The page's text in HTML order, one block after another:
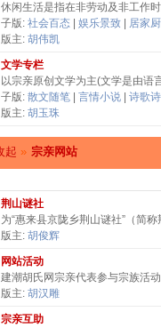
休闲生活是指在非劳动及非工作
子版: 社会百态 娱乐景致 居家
版主: 胡伟凯
文学专栏
以宗亲原创文学为主(文学是由语
子版: 散文随笔 言情小说 诗歌
版主: 胡玉珠
» 宗亲网站
荆山谜社
为“惠来县京陇乡荆山谜社”（简
版主: 胡俊辉
网站活动
建潮胡氏网宗亲代表参与宗族活
版主: 胡汉雕
宗亲互助